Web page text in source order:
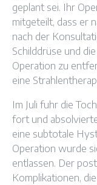
geplant sei. Ihr
mitgeteilt, dass er
nach der
Schilddrüse und
Operation zu
eine
Im Juli fuhr die
fort und
eine subtotale
Operation wurde
entlassen. Der
Komplikationen,